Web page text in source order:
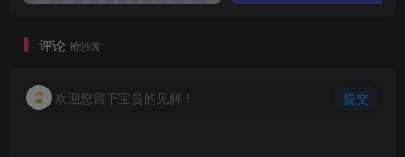
评论 抢沙发
欢迎您留下宝贵的见解！ 提交